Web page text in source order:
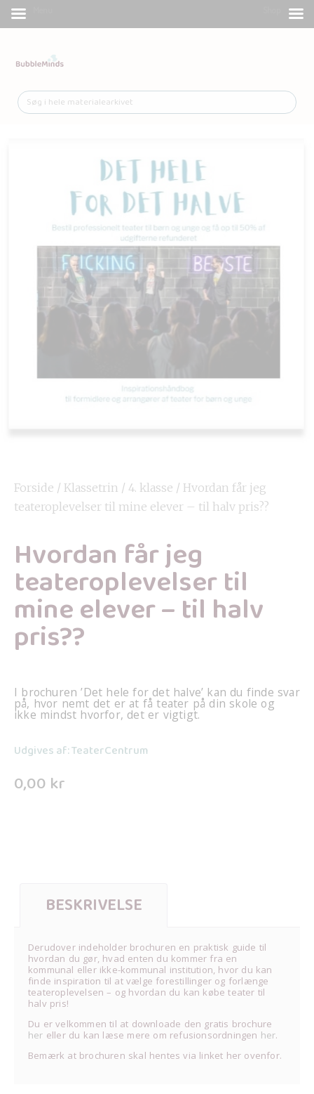
Forside / Klassetrin / 4. klasse / Hvordan får jeg
teateroplevelser til mine elever – til halv pris??
Hvordan får jeg
teateroplevelser til
mine elever – til halv
pris??
I brochuren ’Det hele for det halve’ kan du finde svar
på, hvor nemt det er at få teater på din skole og
ikke mindst hvorfor, det er vigtigt.
Udgives af: TeaterCentrum
0,00 kr
BESKRIVELSE
Derudover indeholder brochuren en praktisk guide til
hvordan du gør, hvad enten du kommer fra en
kommunal eller ikke-kommunal institution, hvor du kan
finde inspiration til at vælge forestillinger og forlænge
teateroplevelsen – og hvordan du kan købe teater til
halv pris!
Du er velkommen til at downloade den gratis brochure
her eller du kan læse mere om refusionsordningen her.
Bemærk at brochuren skal hentes via linket her ovenfor.